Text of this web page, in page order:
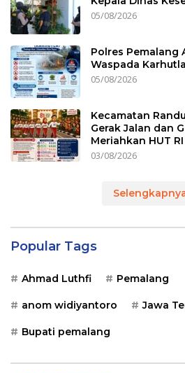
05/08/2026
Polres Pemalang
Waspada
05/08/2026
Kecamatan
Gerak Jalan dan
Meriahkan HUT
03/08/2026
Popular Tags
Ahmad Luthfi Pemalang
anom widiyantoro Jawa
Bupati pemalang